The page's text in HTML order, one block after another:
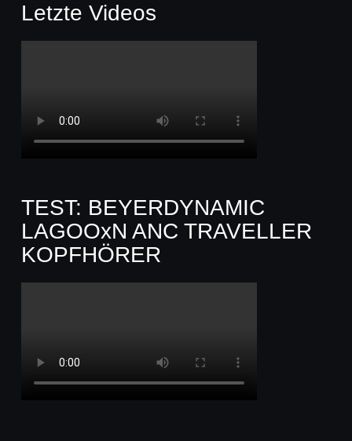
Letzte Videos
TEST: BEYERDYNAMIC
LAGOOxN ANC TRAVELLER
KOPFHÖRER